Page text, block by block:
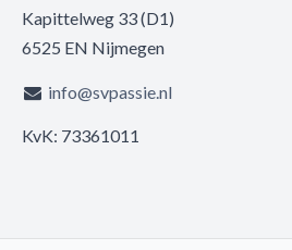
Kapittelweg 33 (D1)
6525 EN Nijmegen
info@svpassie.nl
KvK: 73361011